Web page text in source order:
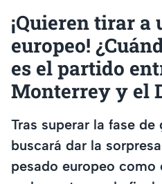
¡Quieren tirar a
europeo!
es el partido
Monterrey y el
Tras superar la fase
buscará dar la
pesado europeo como